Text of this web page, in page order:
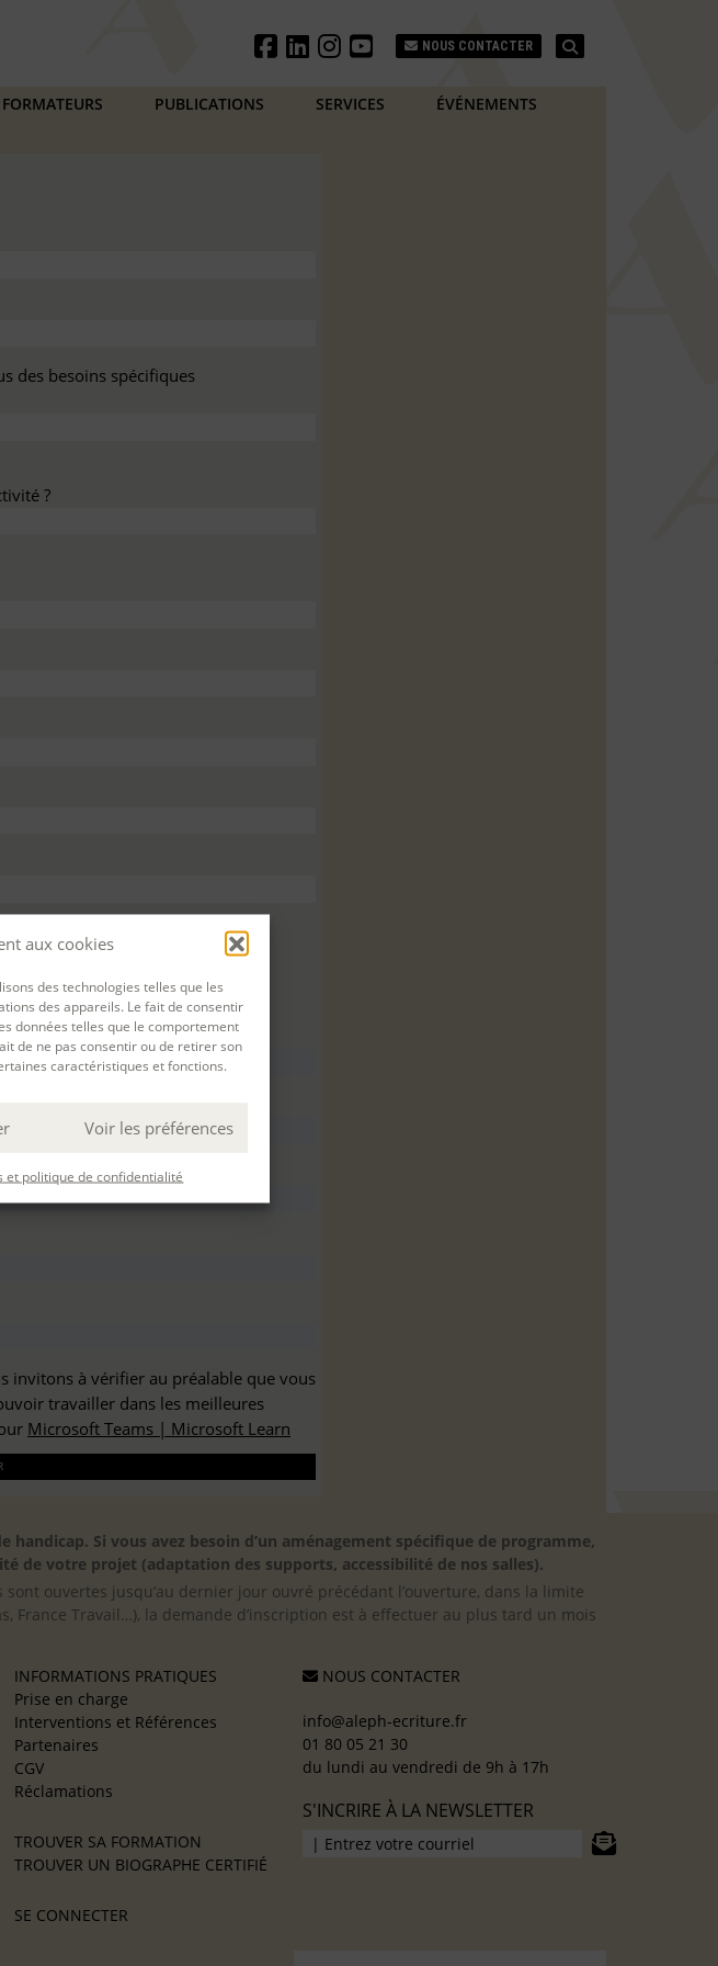
aux cookies
des technologies telles que les
des appareils. Le fait de consentir
données telles que le comportement
de ne pas consentir ou de retirer son
caractéristiques et fonctions.
Voir les préférences
et politique de confidentialité
NOUS CONTACTER
FORMATEURS PUBLICATIONS SERVICES ÉVÉNEMENTS
des besoins spécifiques
?
financement
invitons à vérifier au préalable que vous
travailler dans les meilleures
Microsoft Teams | Microsoft Learn
handicap. Si vous avez besoin d’un aménagement spécifique de programme,
de votre projet (adaptation des supports, accessibilité de nos salles).
ouvertes jusqu’au dernier jour ouvré précédant l’ouverture, dans la limite
Travail…), la demande d’inscription est à effectuer au plus tard un mois
INFORMATIONS PRATIQUES
Prise en charge
Interventions et Références
Partenaires
CGV
Réclamations
TROUVER SA FORMATION
TROUVER UN BIOGRAPHE CERTIFIÉ
SE CONNECTER
NOUS CONTACTER
info@aleph-ecriture.fr
01 80 05 21 30
du lundi au vendredi de 9h à 17h
S'INCRIRE À LA NEWSLETTER